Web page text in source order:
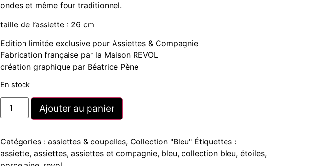
ondes et même four traditionnel.
taille de l’assiette : 26 cm
Edition limitée exclusive pour Assiettes & Compagnie
Fabrication française par la Maison REVOL
création graphique par Béatrice Pène
En stock
Ajouter au panier
Catégories : assiettes & coupelles, Collection "Bleu" Étiquettes :
assiette, assiettes, assiettes et compagnie, bleu, collection bleu, étoiles,